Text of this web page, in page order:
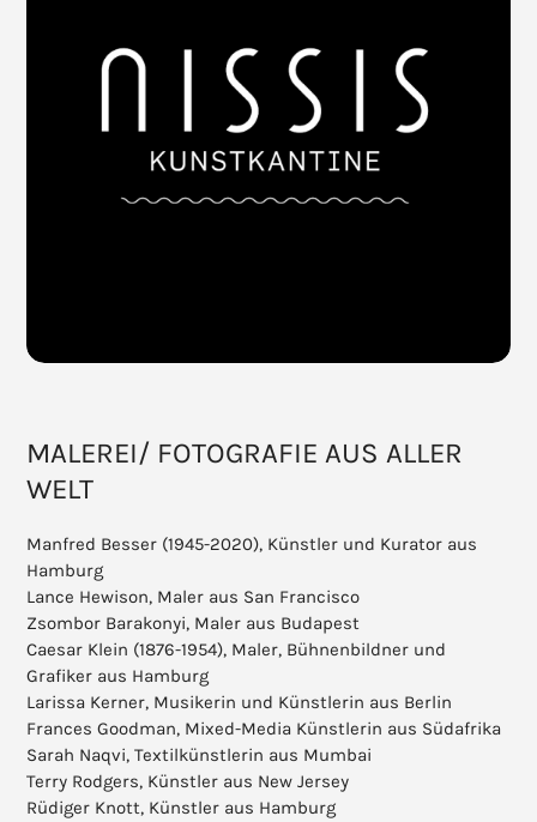
MALEREI/ FOTOGRAFIE AUS ALLER
WELT
Manfred Besser (1945-2020), Künstler und Kurator aus
Hamburg
Lance Hewison, Maler aus San Francisco
Zsombor Barakonyi, Maler aus Budapest
Caesar Klein (1876-1954), Maler, Bühnenbildner und
Grafiker aus Hamburg
Larissa Kerner, Musikerin und Künstlerin aus Berlin
Frances Goodman, Mixed-Media Künstlerin aus Südafrika
Sarah Naqvi, Textilkünstlerin aus Mumbai
Terry Rodgers, Künstler aus New Jersey
Rüdiger Knott, Künstler aus Hamburg